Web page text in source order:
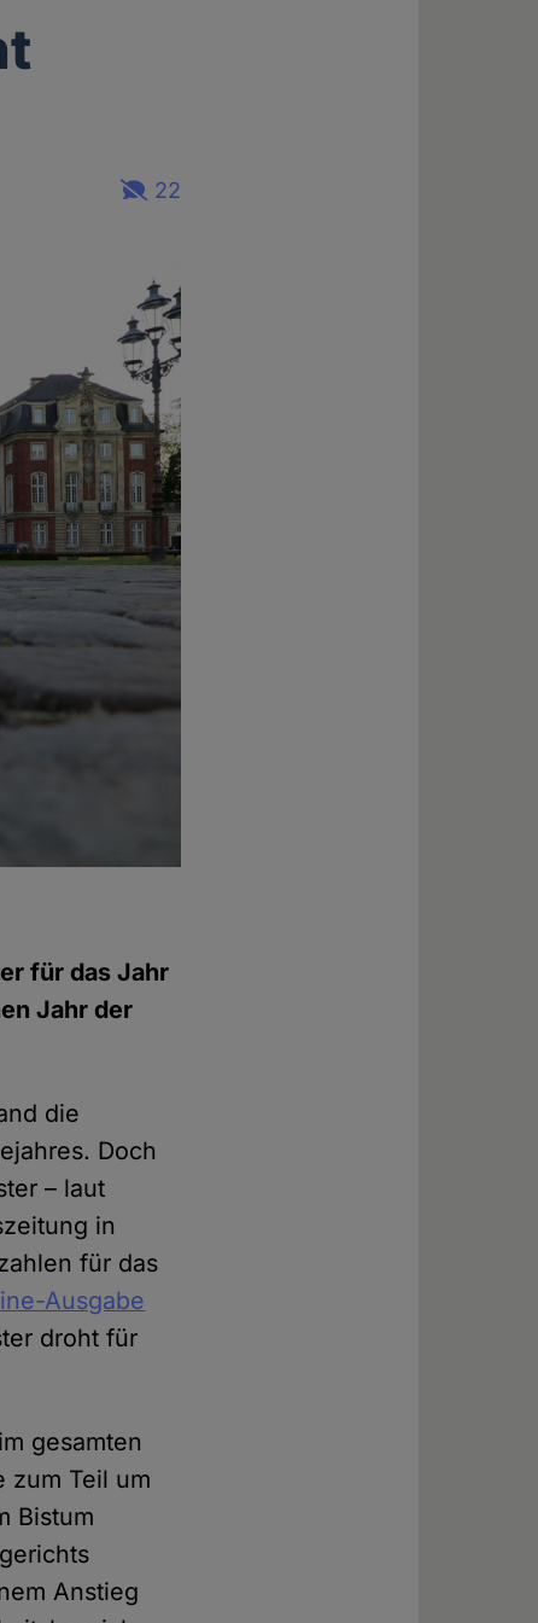
22
für das Jahr
Jahr der
die
Doch
– laut
in
für das
Ausgabe
droht für
gesamten
zum Teil um
Bistum
Anstieg